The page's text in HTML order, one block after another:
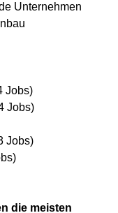
Unternehmen
Jobs)
Jobs)
Jobs)
die meisten